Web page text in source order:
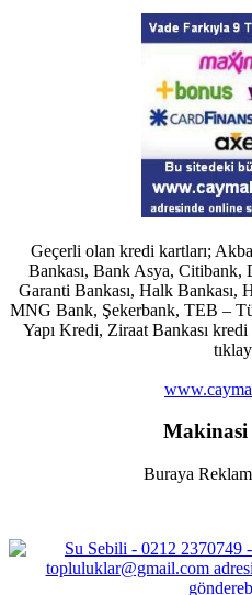
Geçerli olan kredi kartları;
Bankası, Bank Asya, Citibank,
Garanti Bankası, Halk Bankası,
MNG Bank, Şekerbank, TEB –
Yapı Kredi, Ziraat Bankası
Makinasi
Buraya